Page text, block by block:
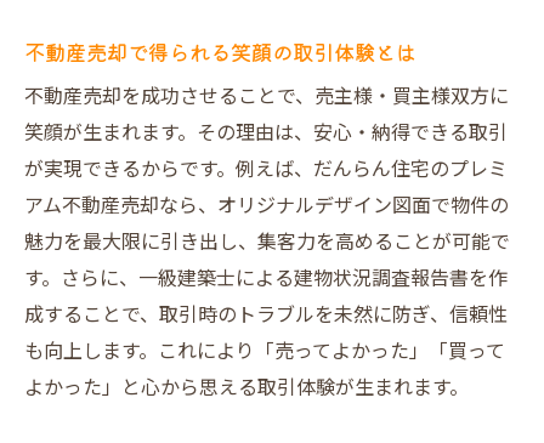
不動産売却で得られる笑顔の取引体験とは
不動産売却を成功させることで、売主様・買主様双方に
笑顔が生まれます。その理由は、安心・納得できる取引
が実現できるからです。例えば、だんらん住宅のプレミ
アム不動産売却なら、オリジナルデザイン図面で物件の
魅力を最大限に引き出し、集客力を高めることが可能で
す。さらに、一級建築士による建物状況調査報告書を作
成することで、取引時のトラブルを未然に防ぎ、信頼性
も向上します。これにより「売ってよかった」「買って
よかった」と心から思える取引体験が生まれます。